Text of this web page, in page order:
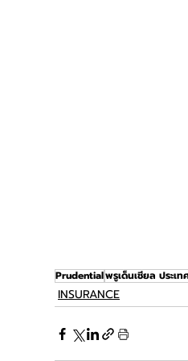
Prudentialพรูเด็นเชียล ประเท
INSURANCE